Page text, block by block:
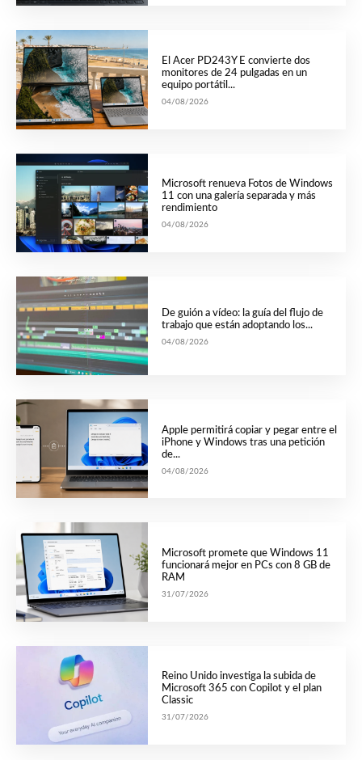
El Acer PD243Y E convierte dos
monitores de 24 pulgadas en un
equipo portátil...
04/08/2026
Microsoft renueva Fotos de Windows
11 con una galería separada y más
rendimiento
04/08/2026
De guión a vídeo: la guía del flujo de
trabajo que están adoptando los...
04/08/2026
Apple permitirá copiar y pegar entre el
iPhone y Windows tras una petición
de...
04/08/2026
Microsoft promete que Windows 11
funcionará mejor en PCs con 8 GB de
RAM
31/07/2026
Reino Unido investiga la subida de
Microsoft 365 con Copilot y el plan
Classic
31/07/2026